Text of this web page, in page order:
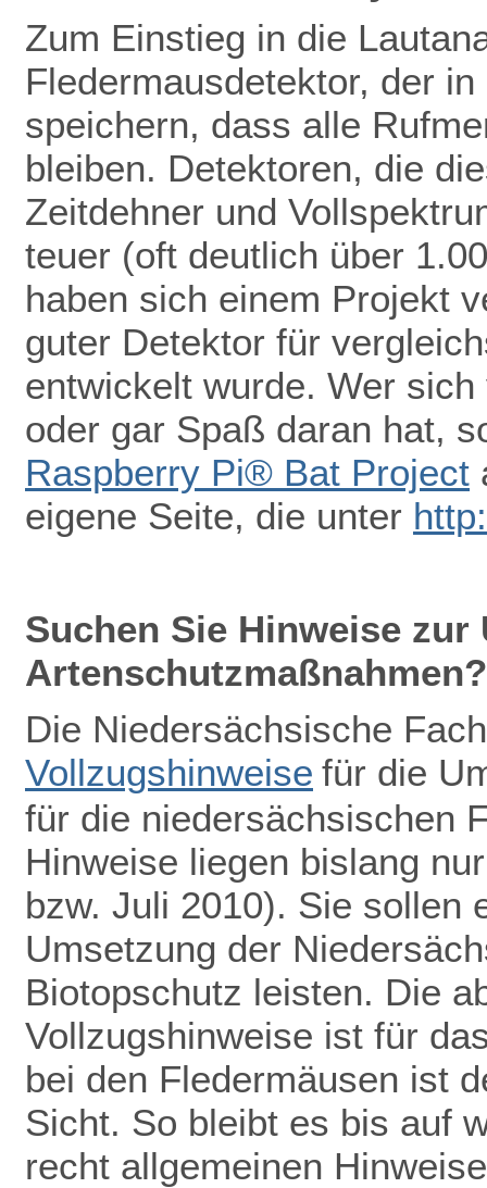
Zum Einstieg in die
Fledermausdetektor, der
speichern, dass alle
bleiben. Detektoren, die
Zeitdehner und
teuer (oft deutlich über
haben sich einem Projekt
guter Detektor für
entwickelt wurde. Wer
oder gar Spaß daran hat,
Raspberry Pi® Bat Project
eigene Seite, die unter
Suchen Sie Hinweise zur
Artenschutzmaßnahmen?
Die Niedersächsische
Vollzugshinweise für die
für die niedersächsischen
Hinweise liegen bislang
bzw. Juli 2010). Sie sollen
Umsetzung der
Biotopschutz leisten. Die
Vollzugshinweise ist für
bei den Fledermäusen ist
Sicht. So bleibt es bis auf
recht allgemeinen